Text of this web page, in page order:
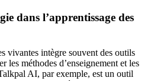
dans l’apprentissage des
vivantes intègre souvent des outils
les méthodes d’enseignement et les
AI, par exemple, est un outil